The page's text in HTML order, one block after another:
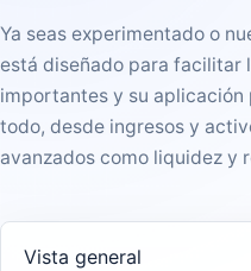
Ya seas experimentado o
está diseñado para facilitar
importantes y su
todo, desde ingresos y
avanzados como liquidez y
Vista general